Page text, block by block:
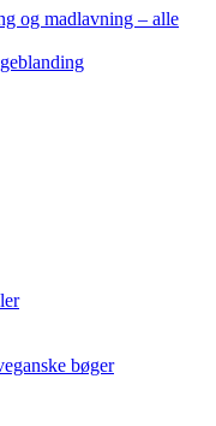
og madlavning – alle
bøger